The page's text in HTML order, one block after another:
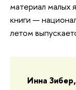
материал малых
книги —
летом
Инна